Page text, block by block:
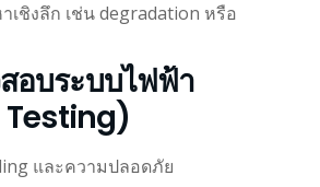
เชิงลึก เช่น degradation หรือ
อบระบบไฟฟ้า
และความปลอดภัย